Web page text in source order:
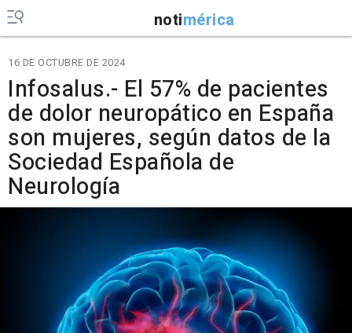
notimérica
16 DE OCTUBRE DE 2024
Infosalus.- El 57% de pacientes
de dolor neuropático en España
son mujeres, según datos de la
Sociedad Española de
Neurología